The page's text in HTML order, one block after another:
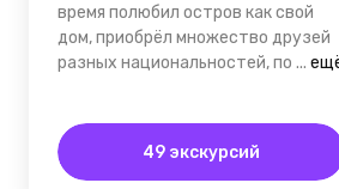
время полюбил остров как свой
дом, приобрёл множество друзей
разных национальностей, по ...
49 экскурсий